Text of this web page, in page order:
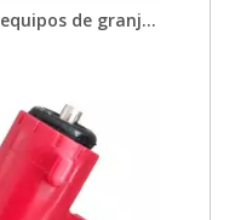
Bebedero para equipos de granja de pollos Tetina para granjas de pollos Bebedero con tetina para vasos bebederos